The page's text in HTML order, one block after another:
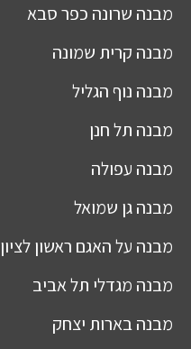
מבנה שרונה כפר סבא
מבנה קרית שמונה
מבנה נוף הגליל
מבנה תל חנן
מבנה עפולה
מבנהגן שמואל
מבנה על האגם ראשון לציון
מבנה מגדלי תל אביב
מבנהבארות יצחק